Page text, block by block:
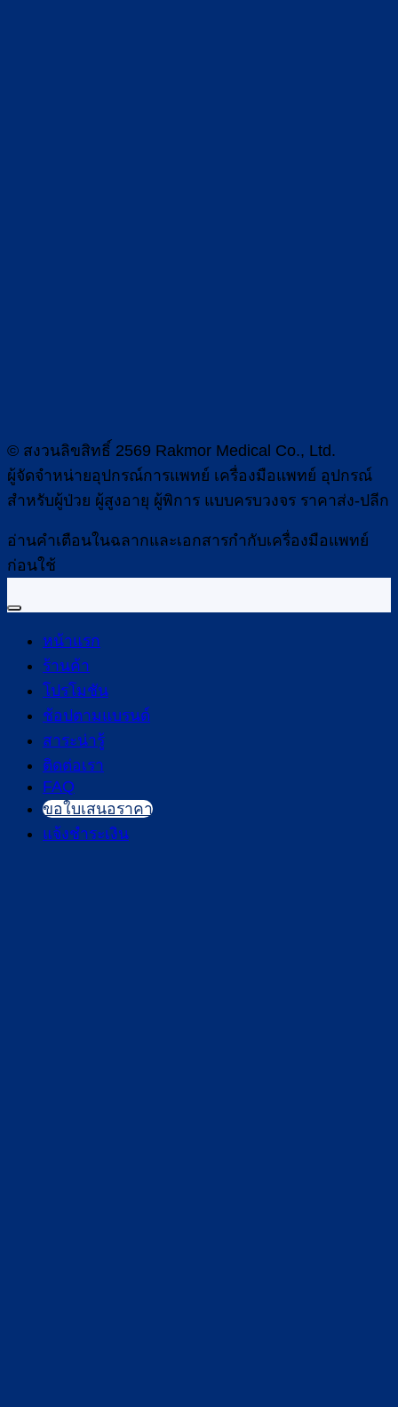
© สงวนลิขสิทธิ์ 2569 Rakmor Medical Co., Ltd.
ผู้จัดจำหน่ายอุปกรณ์การแพทย์ เครื่องมือแพทย์ อุปกรณ์
สำหรับผู้ป่วย ผู้สูงอายุ ผู้พิการ แบบครบวงจร ราคาส่ง-ปลีก
อ่านคำเตือนในฉลากและเอกสารกำกับเครื่องมือแพทย์
ก่อนใช้
หน้าแรก
ร้านค้า
โปรโมชัน
ช้อปตามแบรนด์
สาระน่ารู้
ติดต่อเรา
FAQ
ขอใบเสนอราคา
แจ้งชำระเงิน